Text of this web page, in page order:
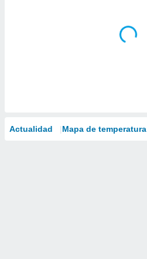
Actualidad Mapa de temperatura